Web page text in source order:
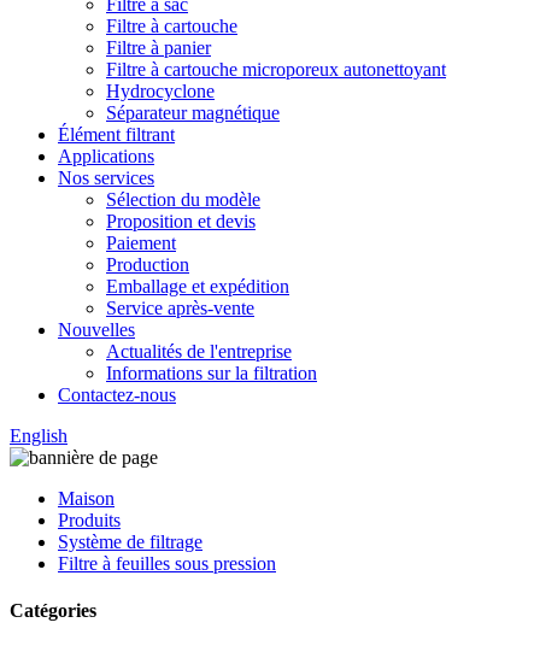
Filtre à cartouche
Filtre à panier
Filtre à cartouche microporeux autonettoyant
Hydrocyclone
Séparateur magnétique
Élément filtrant
Applications
Nos services
Sélection du modèle
Proposition et devis
Paiement
Production
Emballage et expédition
Service après-vente
Nouvelles
Actualités de l'entreprise
Informations sur la filtration
Contactez-nous
English
Maison
Produits
Système de filtrage
Filtre à feuilles sous pression
Catégories